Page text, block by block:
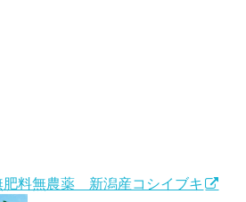
料無農薬 新潟産コシイブキ